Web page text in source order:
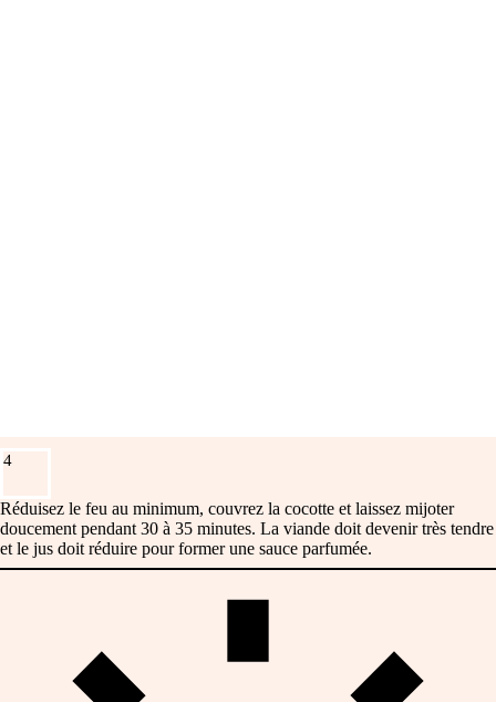
4
Réduisez le feu au minimum, couvrez la cocotte et laissez mijoter
doucement pendant 30 à 35 minutes. La viande doit devenir très tendre
et le jus doit réduire pour former une sauce parfumée.